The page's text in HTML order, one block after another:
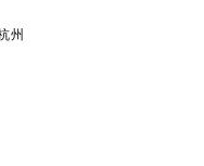
州